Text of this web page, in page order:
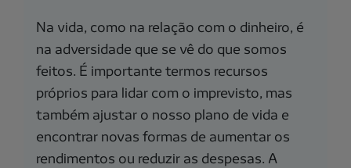
Na vida, como na relação com o dinheiro, é
na adversidade que se vê do que somos
feitos. É importante termos recursos
próprios para lidar com o imprevisto, mas
também ajustar o nosso plano de vida e
encontrar novas formas de aumentar os
rendimentos ou reduzir as despesas. A